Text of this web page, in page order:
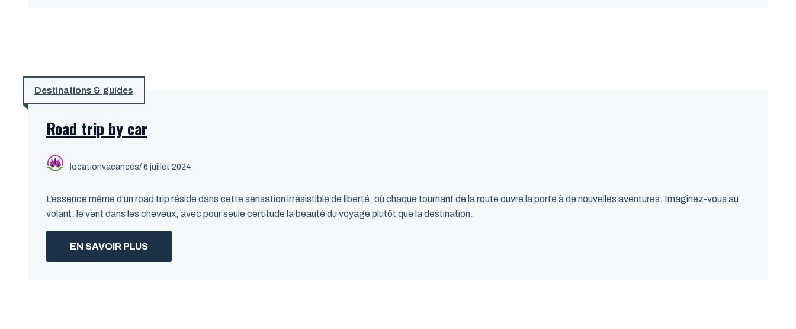
Destinations & guides
Road trip by car
locationvacances/ 6 juillet 2024
L’essence même d’un road trip réside dans cette sensation irrésistible de liberté, où chaque tournant de la route ouvre la porte à de nouvelles aventures. Imaginez-vous au
volant, le vent dans les cheveux, avec pour seule certitude la beauté du voyage plutôt que la destination.
EN SAVOIR PLUS